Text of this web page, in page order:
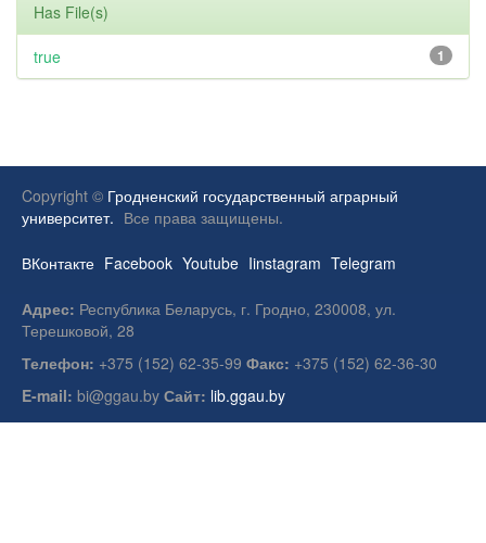
Has File(s)
1
true
Copyright © Гродненский государственный аграрный
университет. Все права защищены.
ВКонтакте Facebook Youtube Iinstagram Telegram
Адрес: Республика Беларусь, г. Гродно, 230008, ул.
Терешковой, 28
Телефон: +375 (152) 62-35-99 Факс: +375 (152) 62-36-30
E-mail: bi@ggau.by Сайт: lib.ggau.by